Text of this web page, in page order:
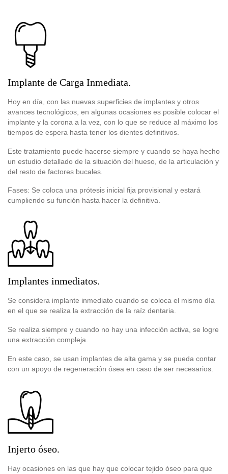
Implante de Carga Inmediata.
Hoy en día, con las nuevas superficies de implantes y otros
avances tecnológicos, en algunas ocasiones es posible colocar el
implante y la corona a la vez, con lo que se reduce al máximo los
tiempos de espera hasta tener los dientes definitivos.
Este tratamiento puede hacerse siempre y cuando se haya hecho
un estudio detallado de la situación del hueso, de la articulación y
del resto de factores bucales.
Fases: Se coloca una prótesis inicial fija provisional y estará
cumpliendo su función hasta hacer la definitiva.
Implantes inmediatos.
Se considera implante inmediato cuando se coloca el mismo día
en el que se realiza la extracción de la raíz dentaria.
Se realiza siempre y cuando no hay una infección activa, se logre
una extracción compleja.
En este caso, se usan implantes de alta gama y se pueda contar
con un apoyo de regeneración ósea en caso de ser necesarios.
Injerto óseo.
Hay ocasiones en las que hay que colocar tejido óseo para que